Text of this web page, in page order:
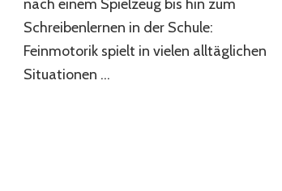
nach einem Spielzeug bis hin zum
Schreibenlernen in der Schule:
Feinmotorik spielt in vielen alltäglichen
Situationen …